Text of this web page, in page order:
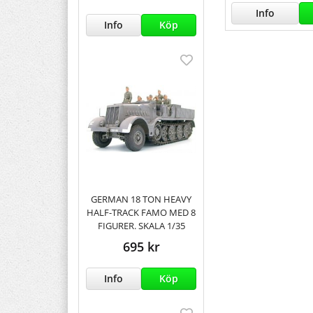
Info Köp
GERMAN 18 TON HEAVY
HALF-TRACK FAMO MED 8
FIGURER. SKALA 1/35
695 kr
Info Köp
Info